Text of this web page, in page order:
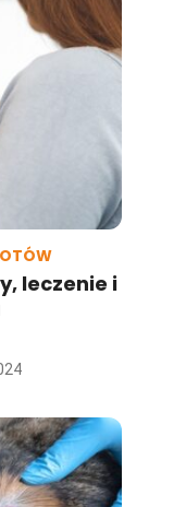
leczenie i